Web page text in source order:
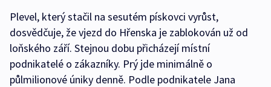
Plevel, který stačil na sesutém pískovci vyrůst,
dosvědčuje, že vjezd do Hřenska je zablokován už od
loňského září. Stejnou dobu přicházejí místní
podnikatelé o zákazníky. Prý jde minimálně o
půlmilionové úniky denně. Podle podnikatele Jana